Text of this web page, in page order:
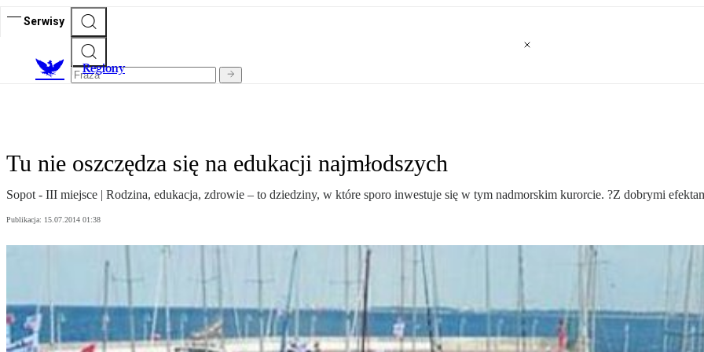
Serwisy
Regiony
Tu nie oszczędza się na edukacji najmłodszych
Sopot - III miejsce | Rodzina, edukacja, zdrowie – to dziedziny, w które sporo inwestuje się w tym nadmorskim kurorcie. ?Z dobrymi
Publikacja: 15.07.2014 01:38